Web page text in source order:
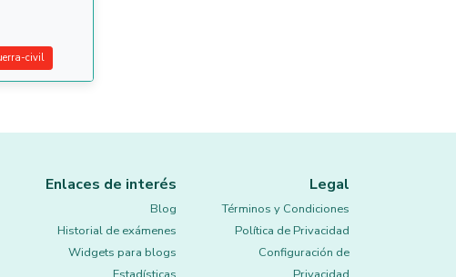
civil
Enlaces de interés
Blog
Historial de exámenes
Widgets para blogs
Legal
Términos y Condiciones
Política de Privacidad
Configuración de